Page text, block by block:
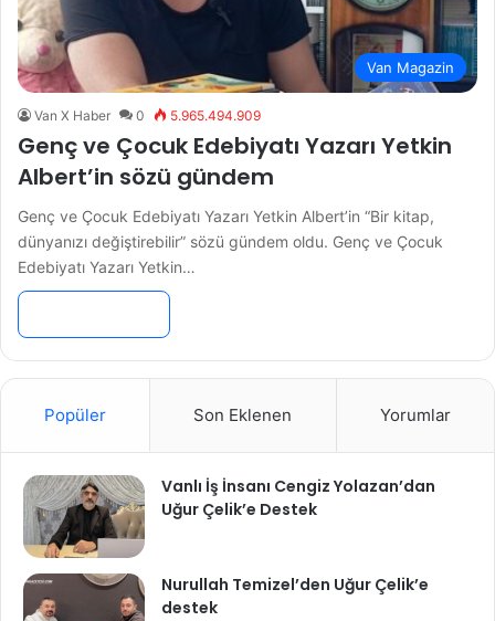
Van Magazin
Van X Haber 0 5.965.494.909
Genç ve Çocuk Edebiyatı Yazarı Yetkin
Albert’in sözü gündem
Genç ve Çocuk Edebiyatı Yazarı Yetkin Albert’in “Bir kitap,
dünyanızı değiştirebilir” sözü gündem oldu. Genç ve Çocuk
Edebiyatı Yazarı Yetkin…
Popüler Son Eklenen Yorumlar
Vanlı İş İnsanı Cengiz Yolazan’dan
Uğur Çelik’e Destek
Nurullah Temizel’den Uğur Çelik’e
destek